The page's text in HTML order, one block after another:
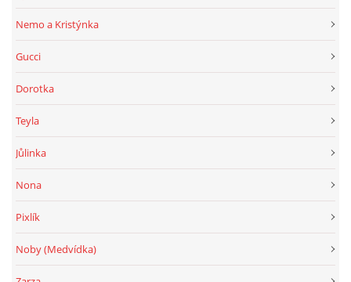
Nemo a Kristýnka
Gucci
Dorotka
Teyla
Jůlinka
Nona
Pixlík
Noby (Medvídka)